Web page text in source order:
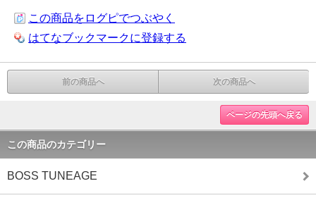
この商品をログピでつぶやく
はてなブックマークに登録する
前の商品へ 次の商品へ
ページの先頭へ戻る
この商品のカテゴリー
BOSS TUNEAGE